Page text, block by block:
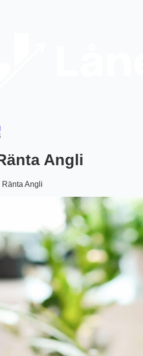
Angli
Ränta Angli